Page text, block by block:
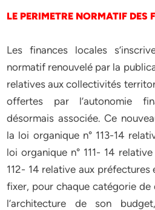
LE PERIMETRE NORMATIF DES
Les finances locales
normatif renouvelé par la
relatives aux collectivités
offertes par l’autonomie
désormais associée. Ce
la loi organique n° 113-14
loi organique n° 111- 14
112- 14 relative aux
fixer, pour chaque catégorie
l’architecture de son